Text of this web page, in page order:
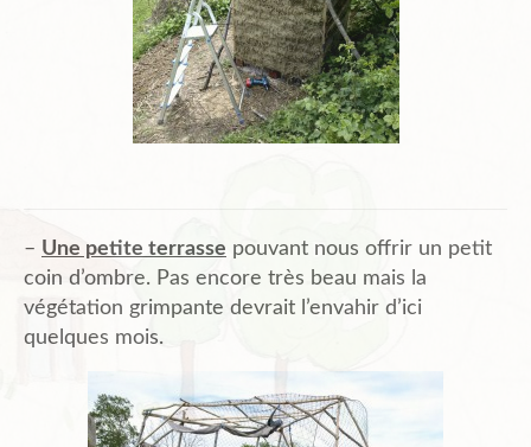
– Une petite terrasse pouvant nous offrir un petit
coin d’ombre. Pas encore très beau mais la
végétation grimpante devrait l’envahir d’ici
quelques mois.